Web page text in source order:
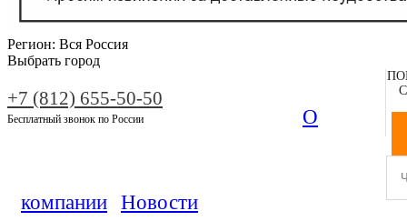
Регион: Вся Россия
Выбрать город
+7 (812) 655-50-50
Бесплатный звонок по России О
компании Новости